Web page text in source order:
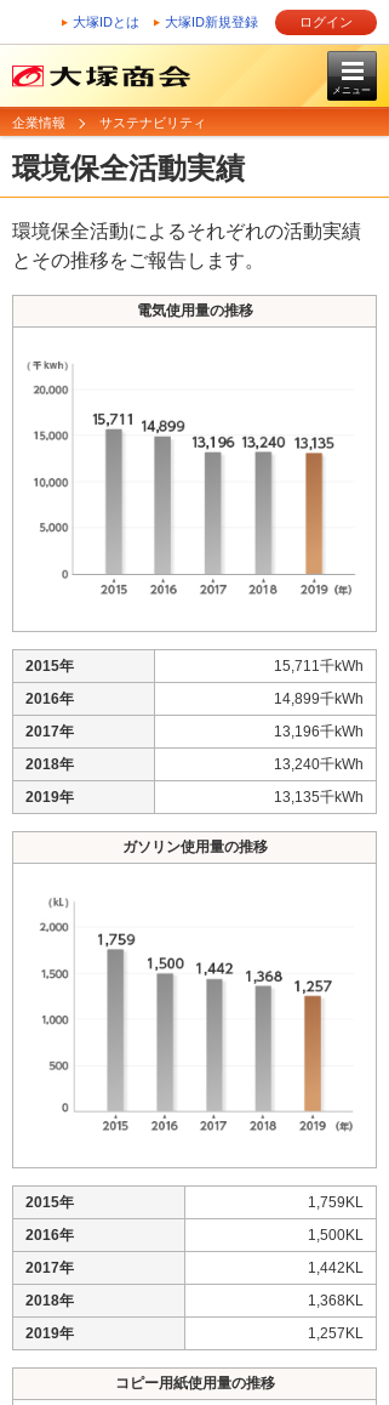
大塚IDとは 大塚ID新規登録 ログイン
メニュー
企業情報 サステナビリティ
環境保全活動実績
環境保全活動によるそれぞれの活動実績
とその推移をご報告します。
電気使用量の推移
2015年
15,711千kWh
2016年
14,899千kWh
2017年
13,196千kWh
2018年
13,240千kWh
2019年
13,135千kWh
ガソリン使用量の推移
2015年
1,759KL
2016年
1,500KL
2017年
1,442KL
2018年
1,368KL
2019年
1,257KL
コピー用紙使用量の推移